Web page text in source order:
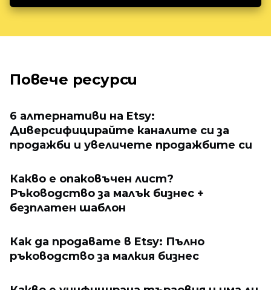
Повече ресурси
6 алтернативи на Etsy:
Диверсифицирайте каналите си за
продажби и увеличете продажбите си
Какво е опаковъчен лист?
Ръководство за малък бизнес +
безплатен шаблон
Как да продавате в Etsy: Пълно
ръководство за малкия бизнес